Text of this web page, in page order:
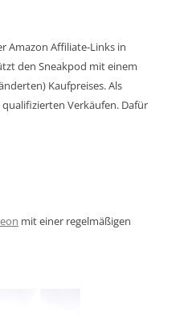
Amazon Affiliate-Links in
den Sneakpod mit einem
Kaufpreises. Als
Verkäufen. Dafür
mit einer regelmäßigen